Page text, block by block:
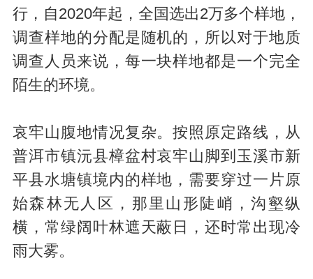
行，自2020年起，全国选出2万多个样地，
调查样地的分配是随机的，所以对于地质
调查人员来说，每一块样地都是一个完全
陌生的环境。
哀牢山腹地情况复杂。按照原定路线，从
普洱市镇沅县樟盆村哀牢山脚到玉溪市新
平县水塘镇境内的样地，需要穿过一片原
始森林无人区，那里山形陡峭，沟壑纵
横，常绿阔叶林遮天蔽日，还时常出现冷
雨大雾。